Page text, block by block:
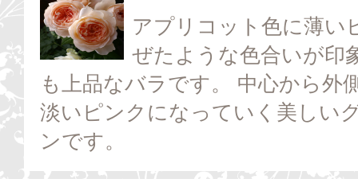
アプリコット色に薄い
ぜたような色合いが印
も上品なバラです。 中心から外
淡いピンクになっていく美しい
ンです。